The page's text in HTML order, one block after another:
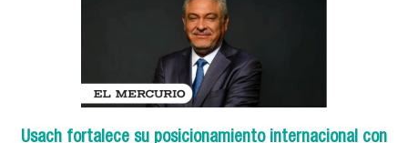
Usach fortalece su posicionamiento internacional con